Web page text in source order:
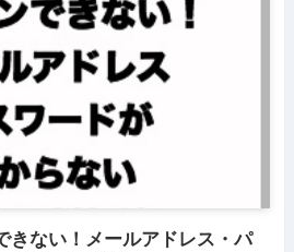
きない！メールアドレス・パ